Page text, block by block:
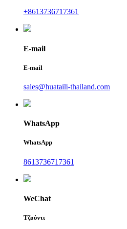
+8613736717361
E-mail
E-mail
sales@huataili-thailand.com
WhatsApp
WhatsApp
8613736717361
WeChat
Τζούντι